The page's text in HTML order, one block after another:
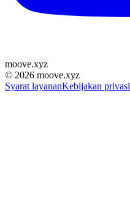
moove.xyz
© 2026 moove.xyz
Syarat layananKebijakan privasi